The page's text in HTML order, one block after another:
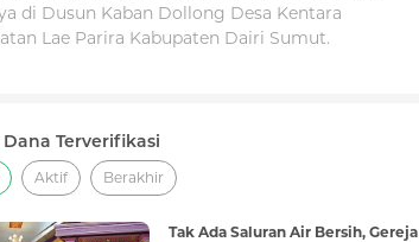
di Dusun Kaban Dollong Desa Kentara
Lae Parira Kabupaten Dairi Sumut.
Terverifikasi
Aktif Berakhir
Tak Ada Saluran Air Bersih, Gereja